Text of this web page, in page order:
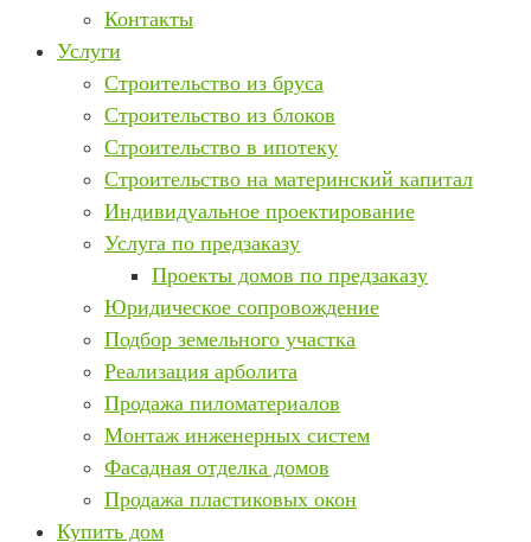
Контакты
Услуги
Строительство из бруса
Строительство из блоков
Строительство в ипотеку
Строительство на материнский капитал
Индивидуальное проектирование
Услуга по предзаказу
Проекты домов по предзаказу
Юридическое сопровождение
Подбор земельного участка
Реализация арболита
Продажа пиломатериалов
Монтаж инженерных систем
Фасадная отделка домов
Продажа пластиковых окон
Купить дом